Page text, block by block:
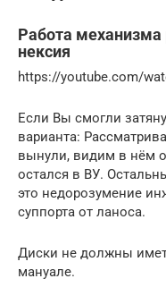
Работа механизма
нексия
https://youtube.com/
Если Вы смогли
варианта:
вынули, видим в нём
остался в ВУ.
это недорозумение
суппорта от ланоса.
Диски не должны
мануале.